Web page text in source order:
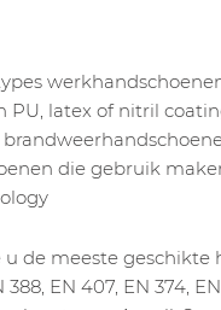
PU, latex of nitril
die gebruik
de meeste geschikte
EN 407, EN 374, EN